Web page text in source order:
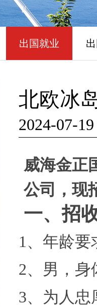
出国就业
北欧冰
2024-07-19
威海金正
公司，现
一、招
1、年龄要
2、男，身
3、为人忠